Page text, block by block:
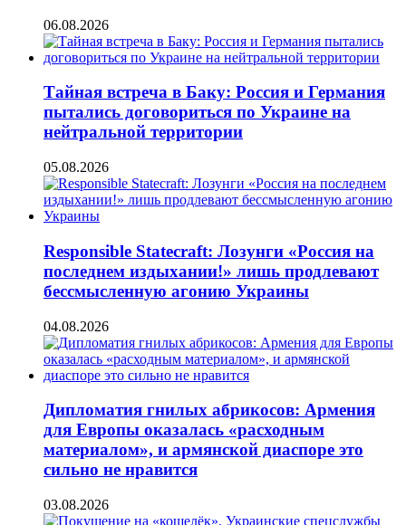
06.08.2026
Тайная встреча в Баку: Россия и Германия
пытались договориться по Украине на
нейтральной территории
05.08.2026
Responsible Statecraft: Лозунги «Россия на
последнем издыхании!» лишь продлевают
бессмысленную агонию Украины
04.08.2026
Дипломатия гнилых абрикосов: Армения
для Европы оказалась «расходным
материалом», и армянской диаспоре это
сильно не нравится
03.08.2026